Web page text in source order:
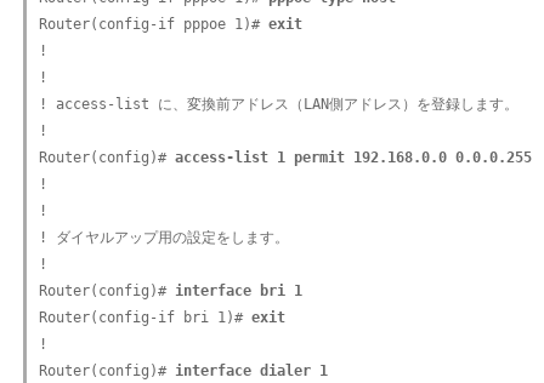
Router(config-if pppoe 1)# exit
!
!
! access-list に、変換前アドレス（LAN側アドレス）を登録します。
!
Router(config)# access-list 1 permit 192.168.0.0 0.0.0.255
!
!
! ダイヤルアップ用の設定をします。
!
Router(config)# interface bri 1
Router(config-if bri 1)# exit
!
Router(config)# interface dialer 1